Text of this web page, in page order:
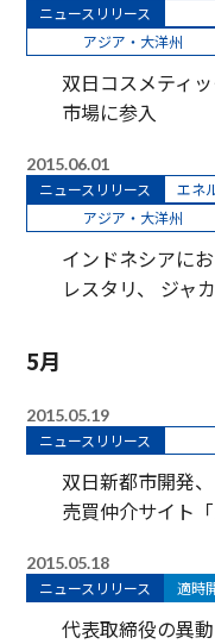
ニュースリリース
アジア・大洋州
双日コスメティ
市場に参入
2015.06.01
ニュースリリース
エネ
アジア・大洋州
インドネシアに
レスタリ、 ジャ
5月
2015.05.19
ニュースリリース
双日新都市開発
売買仲介サイト
2015.05.18
ニュースリリース
適時
代表取締役の異